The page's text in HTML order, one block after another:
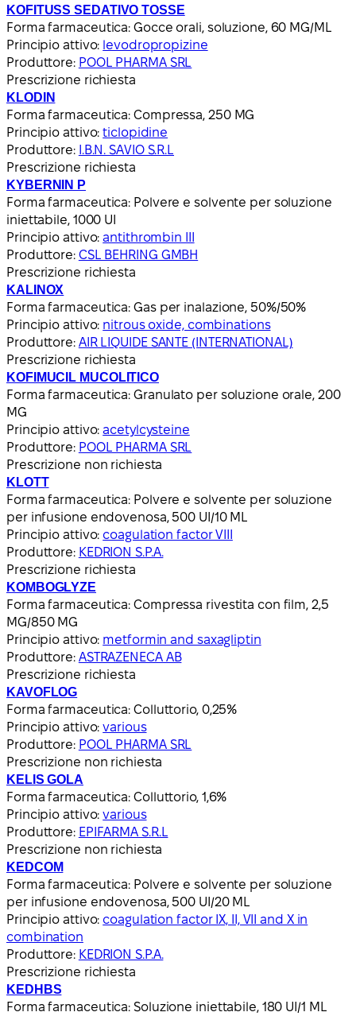
KOFITUSS SEDATIVO TOSSE
Forma farmaceutica: Gocce orali, soluzione, 60 MG/ML
Principio attivo: levodropropizine
Produttore: POOL PHARMA SRL
Prescrizione richiesta
KLODIN
Forma farmaceutica: Compressa, 250 MG
Principio attivo:ticlopidine
Produttore: I.B.N. SAVIO S.R.L
Prescrizione richiesta
KYBERNIN P
Forma farmaceutica: Polvere e solvente per soluzione
iniettabile, 1000 UI
Principio attivo:antithrombin III
Produttore: CSL BEHRING GMBH
Prescrizione richiesta
KALINOX
Forma farmaceutica: Gas per inalazione, 50%/50%
Principio attivo: nitrous oxide, combinations
Produttore: AIR LIQUIDE SANTE (INTERNATIONAL)
Prescrizione richiesta
KOFIMUCIL MUCOLITICO
Forma farmaceutica: Granulato per soluzione orale, 200
MG
Principio attivo:acetylcysteine
Produttore: POOL PHARMA SRL
Prescrizione non richiesta
KLOTT
Forma farmaceutica: Polvere e solvente per soluzione
per infusione endovenosa, 500 UI/10 ML
Principio attivo: coagulation factor VIII
Produttore: KEDRION S.P.A.
Prescrizione richiesta
KOMBOGLYZE
Forma farmaceutica: Compressa rivestita con film, 2,5
MG/850 MG
Principio attivo: metformin and saxagliptin
Produttore: ASTRAZENECA AB
Prescrizione richiesta
KAVOFLOG
Forma farmaceutica: Colluttorio, 0,25%
Principio attivo:various
Produttore: POOL PHARMA SRL
Prescrizione non richiesta
KELIS GOLA
Forma farmaceutica: Colluttorio, 1,6%
Principio attivo:various
Produttore: EPIFARMA S.R.L
Prescrizione non richiesta
KEDCOM
Forma farmaceutica: Polvere e solvente per soluzione
per infusione endovenosa, 500 UI/20 ML
Principio attivo: coagulation factor IX, II, VII and X in
combination
Produttore: KEDRION S.P.A.
Prescrizione richiesta
KEDHBS
Forma farmaceutica: Soluzione iniettabile, 180 UI/1 ML